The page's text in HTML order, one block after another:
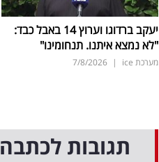
יעקב ברדוגו וערוץ 14 באבל כבד:
"לא נמצא איתנו. תנחומינו"
מערכת ice |
7/8/2026
תגובות לכתבה